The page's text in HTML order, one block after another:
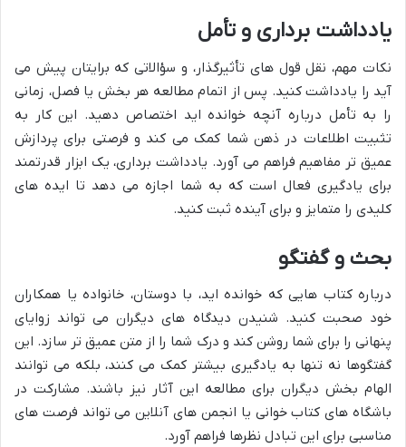
یادداشت برداری و تأمل
نکات مهم، نقل قول های تأثیرگذار، و سؤالاتی که برایتان پیش می
آید را یادداشت کنید. پس از اتمام مطالعه هر بخش یا فصل، زمانی
را به تأمل درباره آنچه خوانده اید اختصاص دهید. این کار به
تثبیت اطلاعات در ذهن شما کمک می کند و فرصتی برای پردازش
عمیق تر مفاهیم فراهم می آورد. یادداشت برداری، یک ابزار قدرتمند
برای یادگیری فعال است که به شما اجازه می دهد تا ایده های
کلیدی را متمایز و برای آینده ثبت کنید.
بحث و گفتگو
درباره کتاب هایی که خوانده اید، با دوستان، خانواده یا همکاران
خود صحبت کنید. شنیدن دیدگاه های دیگران می تواند زوایای
پنهانی را برای شما روشن کند و درک شما را از متن عمیق تر سازد. این
گفتگوها نه تنها به یادگیری بیشتر کمک می کنند، بلکه می توانند
الهام بخش دیگران برای مطالعه این آثار نیز باشند. مشارکت در
باشگاه های کتاب خوانی یا انجمن های آنلاین می تواند فرصت های
مناسبی برای این تبادل نظرها فراهم آورد.